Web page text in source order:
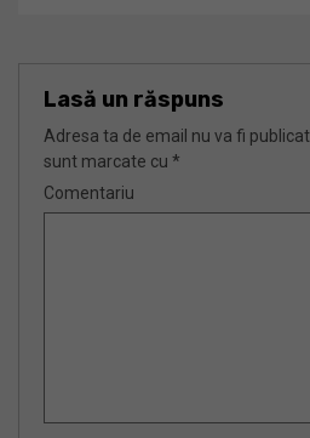
Lasă un răspuns
Adresa ta de email nu va fi
sunt marcate cu *
Comentariu